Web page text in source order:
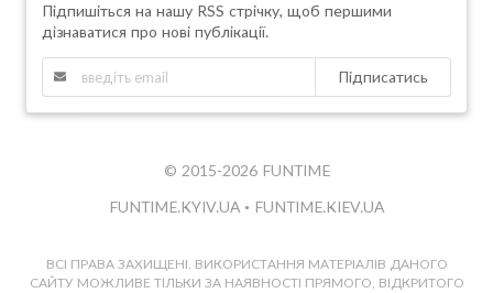
Підпишіться на нашу RSS стрічку, щоб першими
дізнаватися про нові публікації.
Підписатись
© 2015-2026 FUNTIME
FUNTIME.KYIV.UA • FUNTIME.KIEV.UA
ВСІ ПРАВА ЗАХИЩЕНІ. ВИКОРИСТАННЯ МАТЕРІАЛІВ ДАНОГО
САЙТУ МОЖЛИВЕ ТІЛЬКИ ЗА НАЯВНОСТІ ПРЯМОГО, ВІДКРИТОГО